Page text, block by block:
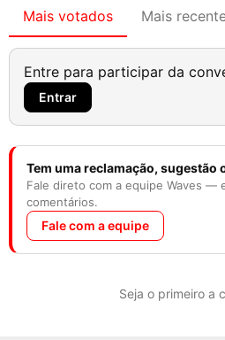
Mais votados Mais
Entre para participar da
Entrar
Tem uma reclamação, sugestão
Fale direto com a equipe Waves —
comentários.
Fale com a equipe
Seja o primeiro a